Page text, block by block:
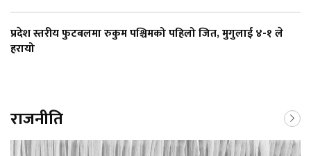
प्रदेश स्तरीय फुटबलमा रुकुम पश्चिमको पहिलो जित, मुगुलाई ४-१ ले
हरायो
राजनीति